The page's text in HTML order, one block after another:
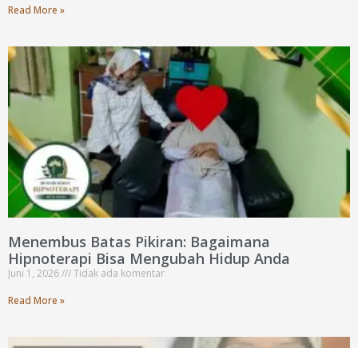
Read More »
Menembus Batas Pikiran: Bagaimana
Hipnoterapi Bisa Mengubah Hidup Anda
Juni 1, 2026
Tidak ada komentar
Read More »